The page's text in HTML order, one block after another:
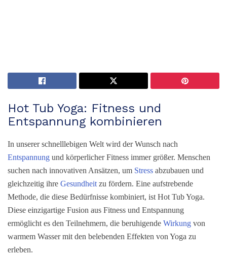
Hot Tub Yoga: Fitness und
Entspannung kombinieren
In unserer schnelllebigen Welt wird der Wunsch nach
Entspannung und körperlicher Fitness immer größer. Menschen
suchen nach innovativen Ansätzen, um Stress abzubauen und
gleichzeitig ihre Gesundheitzu fördern. Eine aufstrebende
Methode, die diese Bedürfnisse kombiniert, ist Hot Tub Yoga.
Diese einzigartige Fusion aus Fitness und Entspannung
ermöglicht es den Teilnehmern, die beruhigende Wirkung von
warmem Wasser mit den belebenden Effekten von Yoga zu
erleben.